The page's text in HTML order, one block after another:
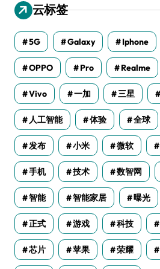
云标签
5G Galaxy Iphone
OPPO Pro Realme
Vivo 一加 三星
人工智能 体验 全球
发布 小米 微软
手机 技术 数智网
智能 智能家居 曝光
正式 游戏 科技
芯片 苹果 荣耀